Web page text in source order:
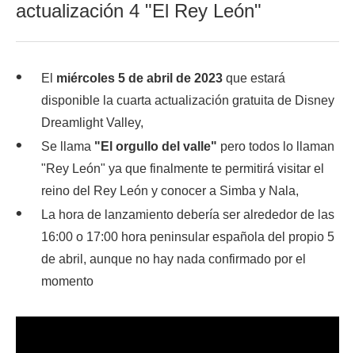
actualización 4 "El Rey León"
El miércoles 5 de abril de 2023 que estará
disponible la cuarta actualización gratuita de Disney
Dreamlight Valley,
Se llama "El orgullo del valle" pero todos lo llaman
"Rey León" ya que finalmente te permitirá visitar el
reino del Rey León y conocer a Simba y Nala,
La hora de lanzamiento debería ser alrededor de las
16:00 o 17:00 hora peninsular española del propio 5
de abril, aunque no hay nada confirmado por el
momento